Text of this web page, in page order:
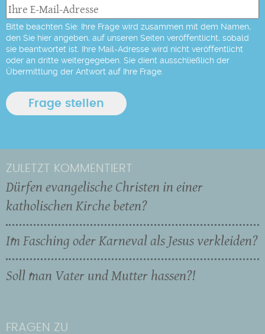
Bitte beachten Sie: Ihre Frage wird zusammen mit dem Namen,
den Sie hier angeben, auf unseren Seiten veröffentlicht, sobald
sie beantwortet ist. Ihre Mail-Adresse wird nicht veröffentlicht
oder an dritte weitergegeben. Sie dient ausschließlich der
Übermittlung der Antwort auf Ihre Frage.
ZULETZT KOMMENTIERT
Dürfen evangelische Christen in einer
katholischen Kirche beten?
Im Fasching oder Karneval als Jesus verkleiden?
Soll man Vater und Mutter hassen?!
FRAGEN ZU